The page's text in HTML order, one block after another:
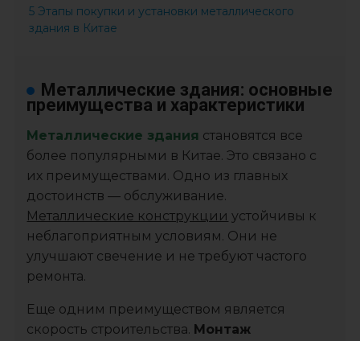
5 Этапы покупки и установки металлического
здания в Китае
Металлические здания: основные
преимущества и характеристики
Металлические здания становятся все
более популярными в Китае. Это связано с
их преимуществами. Одно из главных
достоинств — обслуживание.
Металлические конструкции устойчивы к
неблагоприятным условиям. Они не
улучшают свечение и не требуют частого
ремонта.
Еще одним преимуществом является
скорость строительства. Монтаж